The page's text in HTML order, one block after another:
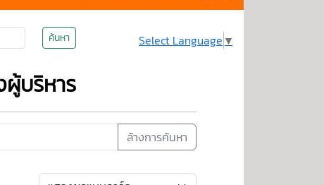
ค้นหา Select Language ▼
บริหาร
ล้างการค้นหา